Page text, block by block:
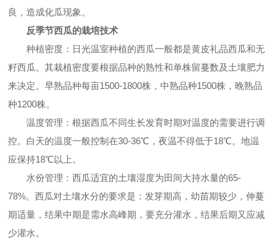
良，造成化瓜现象。
反季节西瓜的栽培技术
种植密度：日光温室种植的西瓜一般都是黄皮礼品西瓜和无
籽西瓜。其栽植密度要根据品种的熟性和单株留蔓数及土壤肥力
来决定。早熟品种每亩1500-1800株，中熟品种1500株，晚熟品
种1200株。
温度管理：根据西瓜不同生长发育时期对温度的需要进行调
控。白天的温度一般控制在30-36℃，夜温不得低于18℃。地温
应保持18℃以上。
水份管理：西瓜适宜的土壤湿度为田间大持水量的65-
78%。西瓜对土壤水分的要求是：发芽期高，幼苗期较少，伸蔓
期适量，结果中期是需水高峰期，要充分灌水，结果后期又应减
少灌水。